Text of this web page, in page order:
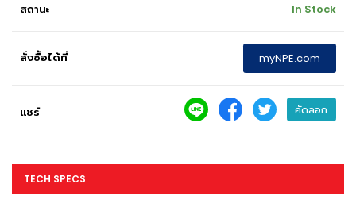
สถานะ In Stock
สั่งซื้อได้ที่ myNPE.com
แชร์ คัดลอก
TECH SPECS